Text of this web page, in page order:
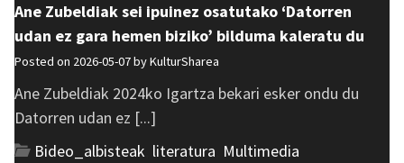
Ane Zubeldiak sei ipuinez osatutako ‘Datorren
udan ez gara hemen biziko’ bilduma kaleratu du
Posted on 2026-05-07 byKulturSharea
Ane Zubeldiak 2024ko Igartza bekari esker ondu du
Datorren udan ez [...]
Bideo_albisteak literatura Multimedia